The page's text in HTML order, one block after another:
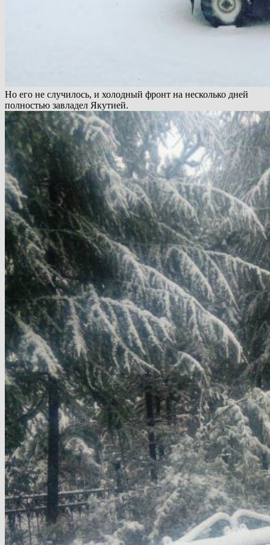
Но его не случилось, и холодный фронт на несколько дней
полностью завладел Якутией.